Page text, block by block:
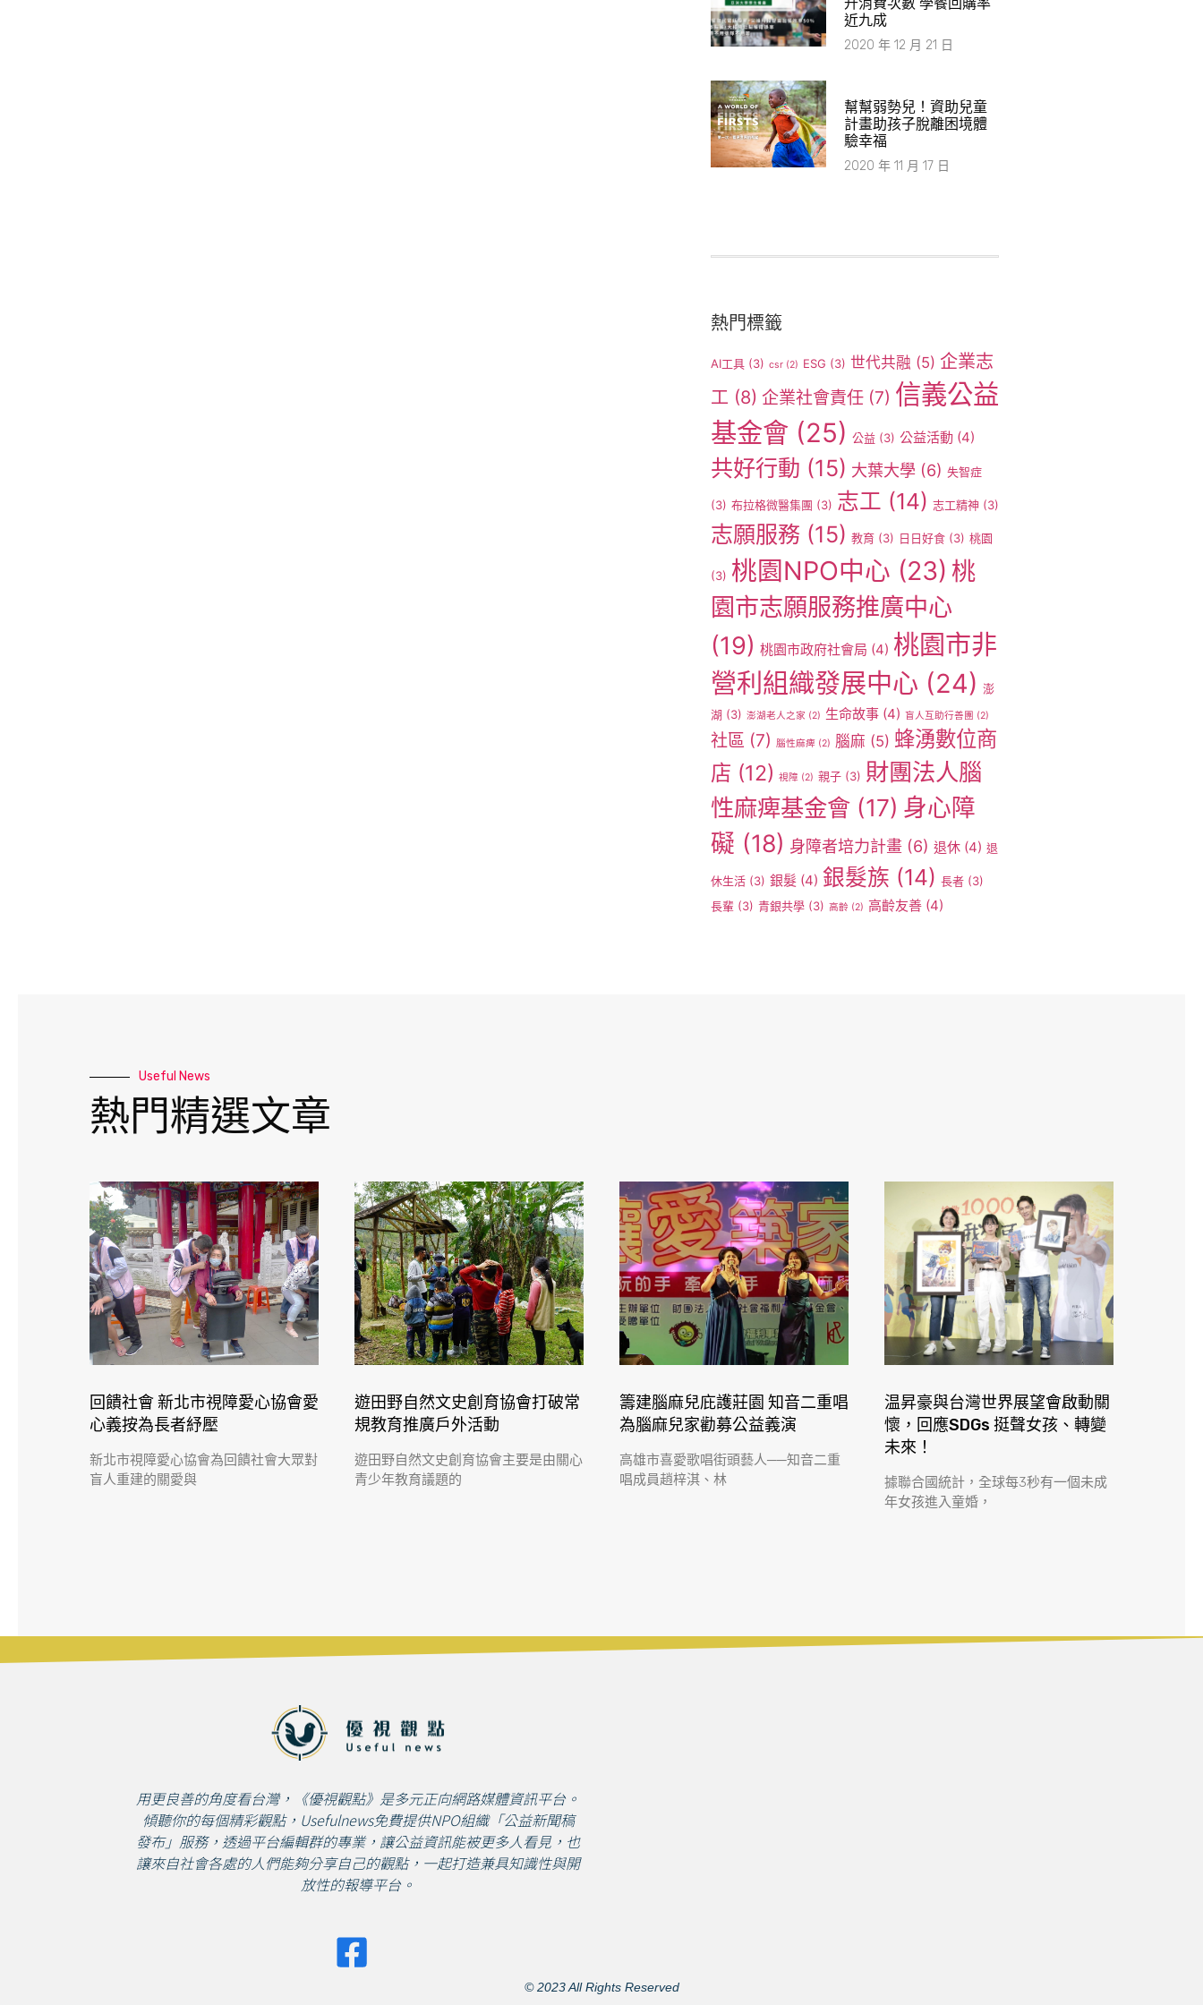
近九成
2020 年 12 月 21 日
幫幫弱勢兒！資助兒童
計畫助孩子脫離困境體
驗幸福
2020 年 11 月 17 日
熱門標籤
AI工具 (3) csr (2) ESG (3) 世代共融 (5) 企業志
工 (8) 企業社會責任 (7) 信義公益
基金會 (25) 公益 (3) 公益活動 (4)
共好行動 (15) 大葉大學 (6) 失智症
(3) 布拉格微醫集團 (3) 志工 (14) 志工精神 (3)
志願服務 (15) 教育 (3) 日日好食 (3) 桃園
(3) 桃園NPO中心 (23) 桃
園市志願服務推廣中心
(19) 桃園市政府社會局 (4) 桃園市非
營利組織發展中心 (24) 澎
湖 (3) 澎湖老人之家 (2) 生命故事 (4) 盲人互助行善團 (2)
社區 (7) 腦性麻痺 (2) 腦麻 (5) 蜂湧數位商
店 (12) 視障 (2) 親子 (3) 財團法人腦
性麻痺基金會 (17) 身心障
礙 (18) 身障者培力計畫 (6) 退休 (4) 退
休生活 (3) 銀髮 (4) 銀髮族 (14) 長者 (3)
長輩 (3) 青銀共學 (3) 高齡 (2) 高齡友善 (4)
Useful News
熱門精選文章
回饋社會 新北市視障愛心協會愛
心義按為長者紓壓
新北市視障愛心協會為回饋社會大眾對
盲人重建的關愛與
遊田野自然文史創育協會打破常
規教育推廣戶外活動
遊田野自然文史創育協會主要是由關心
青少年教育議題的
籌建腦麻兒庇護莊園 知音二重唱
為腦麻兒家勸募公益義演
高雄市喜愛歌唱街頭藝人──知音二重
唱成員趙梓淇、林
温昇豪與台灣世界展望會啟動關
懷，回應SDGs 挺聲女孩、轉變
未來！
據聯合國統計，全球每3秒有一個未成
年女孩進入童婚，
用更良善的角度看台灣，《優視觀點》是多元正向網路媒體資訊平台。
傾聽你的每個精彩觀點，Usefulnews免費提供NPO組織「公益新聞稿
發布」服務，透過平台編輯群的專業，讓公益資訊能被更多人看見，也
讓來自社會各處的人們能夠分享自己的觀點，一起打造兼具知識性與開
放性的報導平台。
© 2023 All Rights Reserved